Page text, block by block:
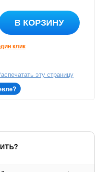
В КОРЗИНУ
клик
эту страницу